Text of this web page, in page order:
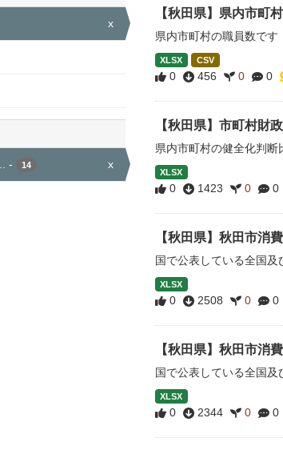
x
- 14 x
【秋田県】県内市町
県内市町村の職員数です
XLSX CSV
0 456 0 0
【秋田県】市町村財
県内市町村の健全化判断
XLSX
0 1423 0 0
【秋田県】秋田市消
国で公表している全国
XLSX
0 2508 0 0
【秋田県】秋田市消
国で公表している全国
XLSX
0 2344 0 0